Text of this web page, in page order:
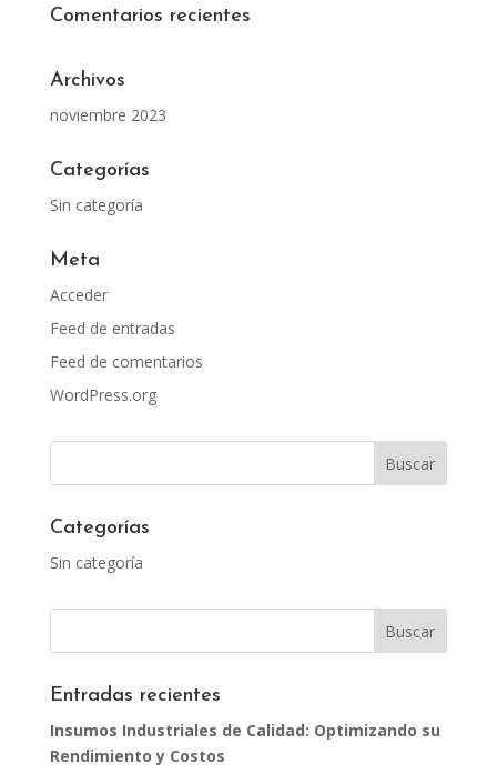
Comentarios recientes
Archivos
noviembre 2023
Categorías
Sin categoría
Meta
Acceder
Feed de entradas
Feed de comentarios
WordPress.org
Categorías
Sin categoría
Entradas recientes
Insumos Industriales de Calidad: Optimizando su
Rendimiento y Costos